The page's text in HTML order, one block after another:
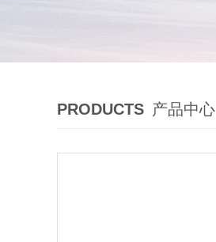
PRODUCTS 产品中心